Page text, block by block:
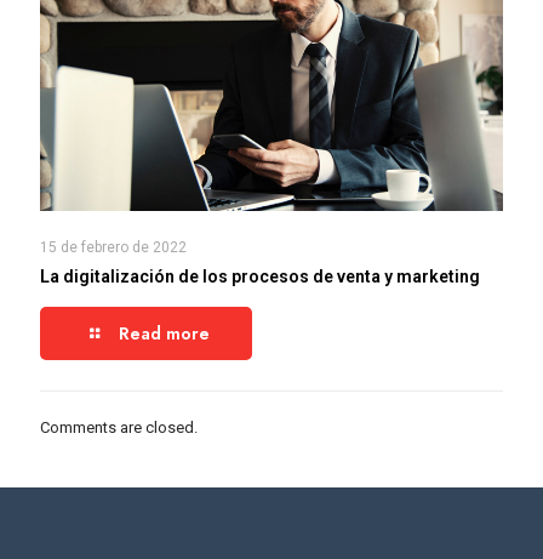
15 de febrero de 2022
La digitalización de los procesos de venta y marketing
Read more
Comments are closed.